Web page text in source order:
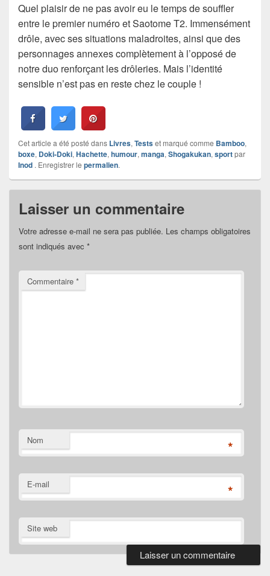
Quel plaisir de ne pas avoir eu le temps de souffler
entre le premier numéro et Saotome T2. Immensément
drôle, avec ses situations maladroites, ainsi que des
personnages annexes complètement à l’opposé de
notre duo renforçant les drôleries. Mais l’identité
sensible n’est pas en reste chez le couple !
Cet article a été posté dans Livres, Testset marqué comme Bamboo,
boxe, Doki-Doki, Hachette, humour, manga, Shogakukan, sportpar
Inod . Enregistrer le permalien.
Laisser un commentaire
Votre adresse e-mail ne sera pas publiée. Les champs obligatoires
sont indiqués avec *
Commentaire *
Nom *
E-mail *
Site web